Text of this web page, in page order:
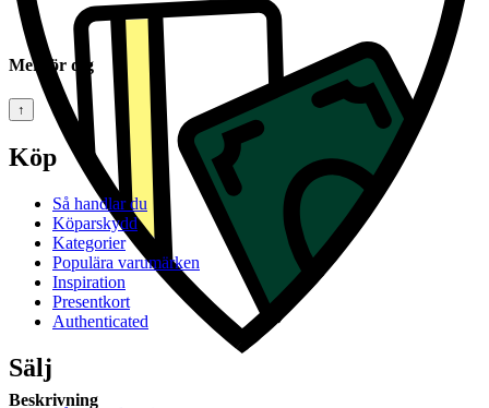
Beskrivning
Mer för dig
↑
Köp
Så handlar du
Köparskydd
Kategorier
Populära varumärken
Inspiration
Presentkort
Authenticated
Sälj